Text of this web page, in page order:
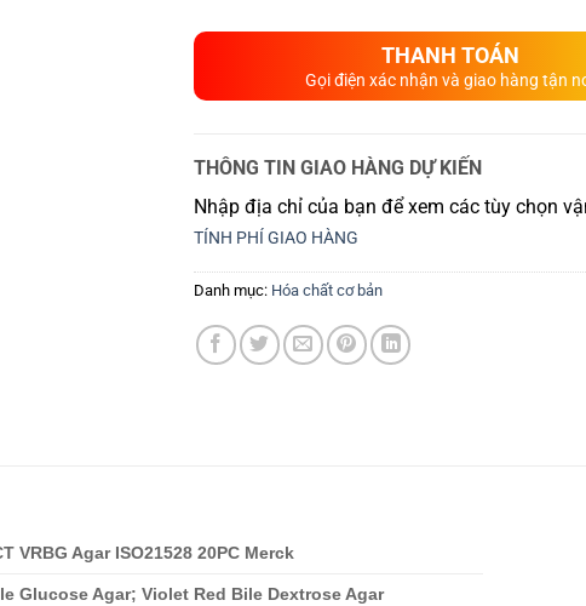
THANH TOÁN
Gọi điện xác nhận và giao hàng tận
THÔNG TIN GIAO HÀNG DỰ KIẾN
Nhập địa chỉ của bạn để xem các tùy chọn
TÍNH PHÍ GIAO HÀNG
Danh mục: Hóa chất cơ bản
VRBG Agar ISO21528 20PC Merck
Glucose Agar; Violet Red Bile Dextrose Agar